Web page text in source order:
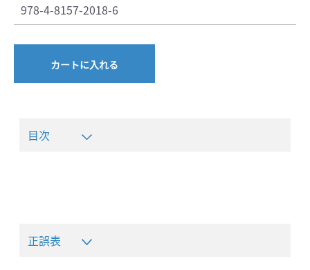
978-4-8157-2018-6
カートに入れる
目次
正誤表